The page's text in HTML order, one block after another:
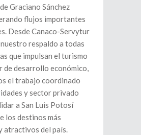
Graciano Sánchez
flujos importantes
Desde Canaco-Servytur
respaldo a todas
que impulsan el turismo
de desarrollo económico,
el trabajo coordinado
y sector privado
a San Luis Potosí
los destinos más
atractivos del país.